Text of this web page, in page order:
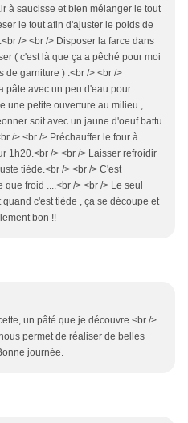
à saucisse et bien mélanger le tout
le tout afin d'ajuster le poids de
/> <br /> Disposer la farce dans
( c'est là que ça a pêché pour moi
de garniture ) .<br /> <br />
pâte avec un peu d'eau pour
une petite ouverture au milieu ,
soit avec un jaune d'oeuf battu
/> <br /> Préchauffer le four à
1h20.<br /> <br /> Laisser refroidir
tiède.<br /> <br /> C'est
froid ....<br /> <br /> Le seul
c'est tiède , ça se découpe et
bon !!
un pâté que je découvre.<br />
permet de réaliser de belles
journée.